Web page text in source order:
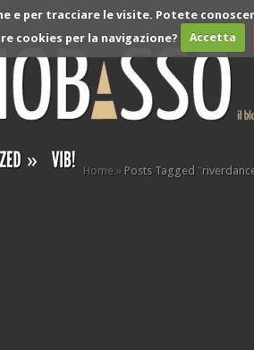
e per tracciare le visite. Potete
cookies per la navigazione?
Accetta
» Home » Posts Tagged "